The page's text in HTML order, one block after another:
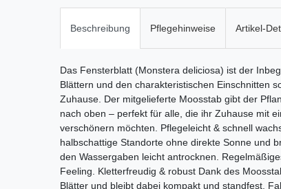
Beschreibung Pflegehinweise Artikel-
Das Fensterblatt (Monstera deliciosa) ist der
Blättern und den charakteristischen Einschnitten
Zuhause. Der mitgelieferte Moosstab gibt der
nach oben – perfekt für alle, die ihr Zuhause mit
verschönern möchten. Pflegeleicht & schnell
halbschattige Standorte ohne direkte Sonne und
den Wassergaben leicht antrocknen.
Feeling. Kletterfreudig & robust Dank des
Blätter und bleibt dabei kompakt und standfest.